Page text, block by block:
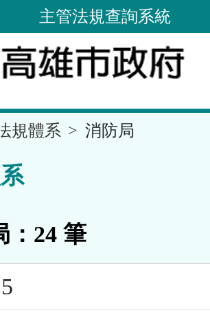
主管法規查詢系統
規體系 消防局
：24 筆